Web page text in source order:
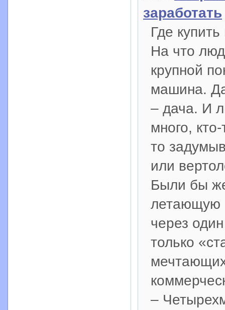
заработать
Где
На что
крупной
машина.
– дача. И
много,
то
или
Были бы
летающую
через
только
–